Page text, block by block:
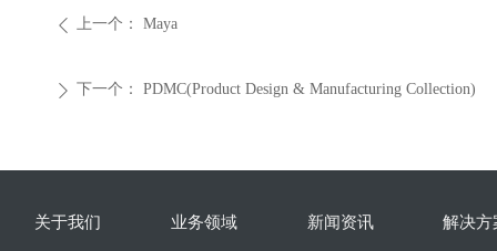
ꄴ 上一个： Maya
ꄲ 下一个： PDMC(Product Design & Manufacturing Collection)
关于我们 业务领域 新闻资讯 解决方